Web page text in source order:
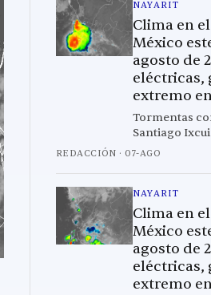
NAYARIT
Clima en
México
agosto de
eléctricas,
extremo
Tormentas
Santiago
Morelia y
pronóstico
Nayarit,
Michoacán,
REDACCIÓN · 07-AGO
NAYARIT
Clima en
México
agosto de
eléctricas,
extremo